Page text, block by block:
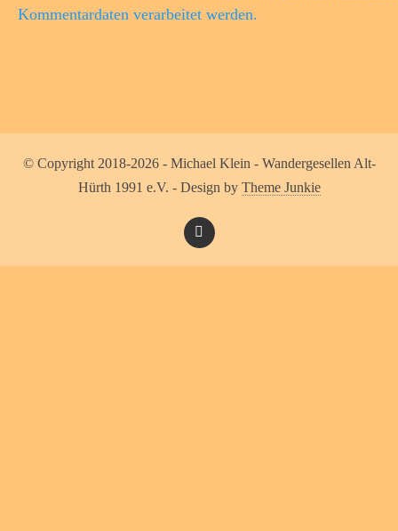
Kommentardaten verarbeitet werden.
© Copyright 2018-2026 - Michael Klein - Wandergesellen Alt-
Hürth 1991 e.V. - Design by Theme Junkie